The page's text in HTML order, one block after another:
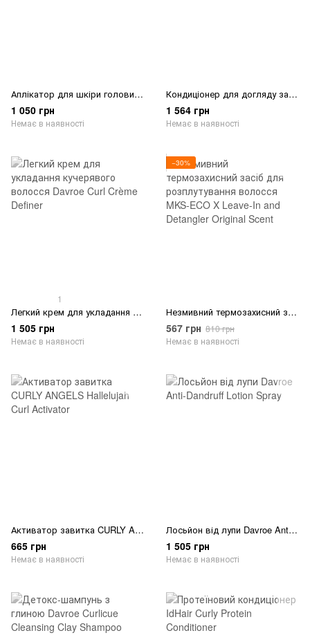
Аплікатор для шкіри голови Morphosis scalp applicator comb
1 050 грн
Немає в наявності
Кондиціонер для догляду за шкірою голови Davroe Scalp Remedy Conditioner
1 564 грн
Немає в наявності
1
Легкий крем для укладання кучерявого волосся Davroe Curl Crème Definer
1 505 грн
Немає в наявності
−30%
Незмивний термозахисний засіб для розплутування волосся MKS-ECO X Leave-In and Detangler Original Scent
567 грн 810 грн
Немає в наявності
Активатор завитка CURLY ANGELS Hallelujah Curl Activator
665 грн
Немає в наявності
Лосьйон від лупи Davroe Anti-Dandruff Lotion Spray
1 505 грн
Немає в наявності